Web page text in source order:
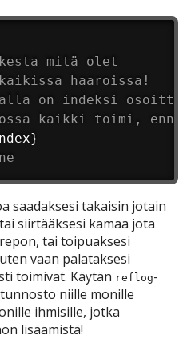
mitä olet
haaroissa!
on indeksi
kaikki toimi,
saadaksesi takaisin jotain
siirtääksesi kamaa jota
tai toipuaksesi
vaan palataksesi
toimivat. Käytän reflog-
niille monille
ihmisille, jotka
lisäämistä!